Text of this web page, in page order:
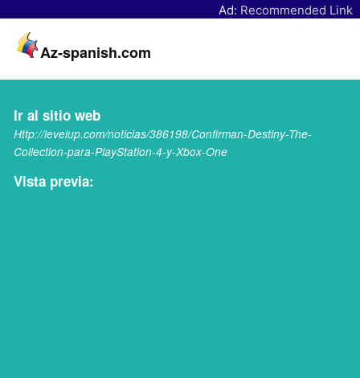
Ad: Recommended Link
Az-spanish.com
Ir al sitio web
Http://levelup.com/noticias/386198/Confirman-Destiny-The-
Collection-para-PlayStation-4-y-Xbox-One
Vista previa: